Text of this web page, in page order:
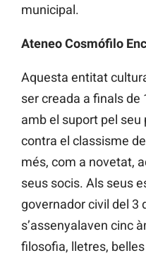
municipal.
Ateneo Cosmófilo
Aquesta entitat
ser creada a finals de
amb el suport pel
contra el classisme de
més, com a novetat,
seus socis. Als seus
governador civil del 3
s’assenyalaven cinc
filosofia, lletres,